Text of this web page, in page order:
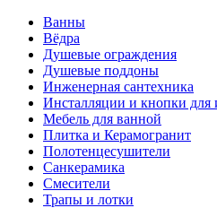
Ванны
Вёдра
Душевые ограждения
Душевые поддоны
Инженерная сантехника
Инсталляции и кнопки для
Мебель для ванной
Плитка и Керамогранит
Полотенцесушители
Санкерамика
Смесители
Трапы и лотки